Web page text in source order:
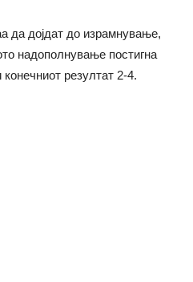
да дојдат до израмнување,
надополнување постигна
резултат 2-4.